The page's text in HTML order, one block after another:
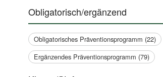
Obligatorisch/ergänzend
Obligatorisches Präventionsprogramm (22)
Ergänzendes Präventionsprogramm (79)